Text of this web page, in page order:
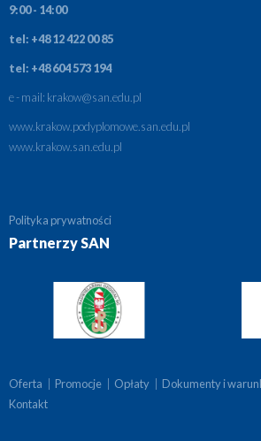
9:00 - 14:00
tel: +48 12 422 00 85
tel: +48 604 573 194
e - mail: krakow@san.edu.pl
www.krakow.podyplomowe.san.edu.pl
www.krakow.san.edu.pl
Polityka prywatności
Partnerzy SAN
Oferta Promocje Opłaty Dokumenty i
Kontakt